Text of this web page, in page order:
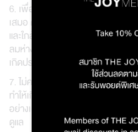
6. เพื่อการใช้งานที่เกิดผลคุ้มค่า โ
เสมอ ดังนั้นจึงควรวางเครื่องหอม
และใกล้กับตำแหน่งที่ต้องการให้เกิ
ลมห่างจากตัวผู้ใช้งาน 1.5-2 เมตร
เกิดประสิทธิภาพสูงสุด
7. ไม่ควรใช้เทียนหอมในพื้นที่ที่มีลม
ทำให้เกิดควันดำและทำให้อายุการใ
อย่างเต็มที่ ควรหลีกเลี่ยงการจุดเ
ดูแล